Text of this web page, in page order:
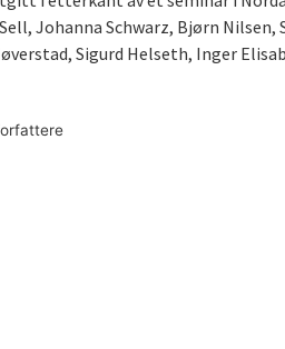
Johanna Schwarz, Bjørn Nilsen,
Sigurd Helseth, Inger